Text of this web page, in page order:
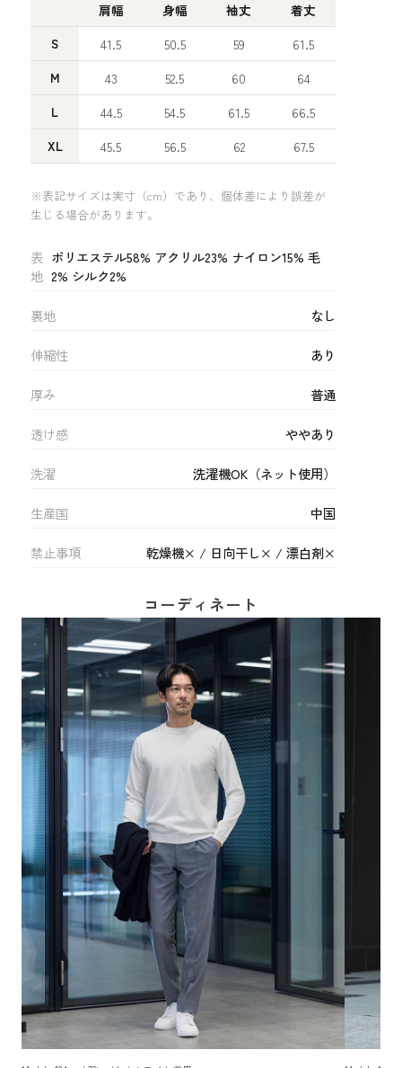
肩幅 身幅 袖丈
着丈
S
41.5 50.5 59 61.5
M 43 52.5 60 64
L 44.5 54.5 61.5 66.5
XL 45.5 56.5 62 67.5
※表記サイズは実寸（cm）であり、個体差により誤差が
生じる場合があります。
表
地
ポリエステル58% アクリル23% ナイロン15% 毛
2% シルク2%
裏地 なし
伸縮性 あり
厚み 普通
透け感 ややあり
洗濯 洗濯機OK（ネット使用）
生産国 中国
禁止事項 乾燥機× / 日向干し× / 漂白剤×
コーディネート